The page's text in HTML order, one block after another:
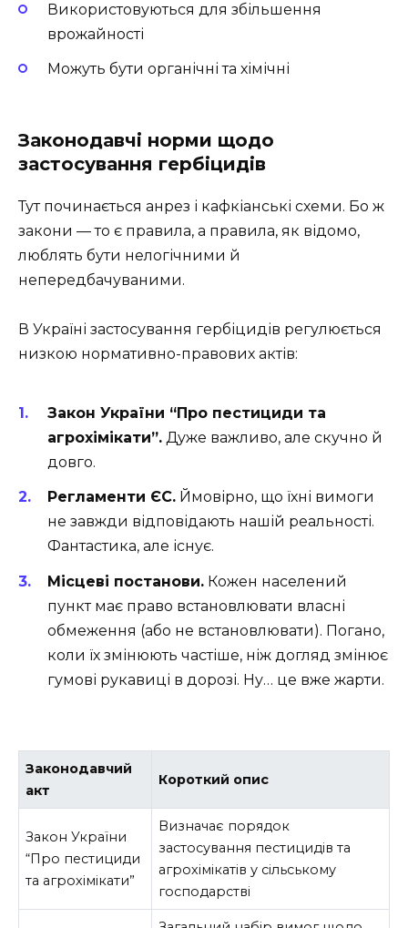
Використовуються для збільшення
врожайності
Можуть бути органічні та хімічні
Законодавчі норми щодо
застосування гербіцидів
Тут починається анрез і кафкіанські схеми. Бо ж
закони — то є правила, а правила, як відомо,
люблять бути нелогічними й
непередбачуваними.
В Україні застосування гербіцидів регулюється
низкою нормативно-правових актів:
Закон України “Про пестициди та
агрохімікати”. Дуже важливо, але скучно й
довго.
Регламенти ЄС. Ймовірно, що їхні вимоги
не завжди відповідають нашій реальності.
Фантастика, але існує.
Місцеві постанови. Кожен населений
пункт має право встановлювати власні
обмеження (або не встановлювати). Погано,
коли їх змінюють частіше, ніж догляд змінює
гумові рукавиці в дорозі. Ну… це вже жарти.
Законодавчий
акт
Короткий опис
Закон України
“Про пестициди
та агрохімікати”
Визначає порядок
застосування пестицидів та
агрохімікатів у сільському
господарстві